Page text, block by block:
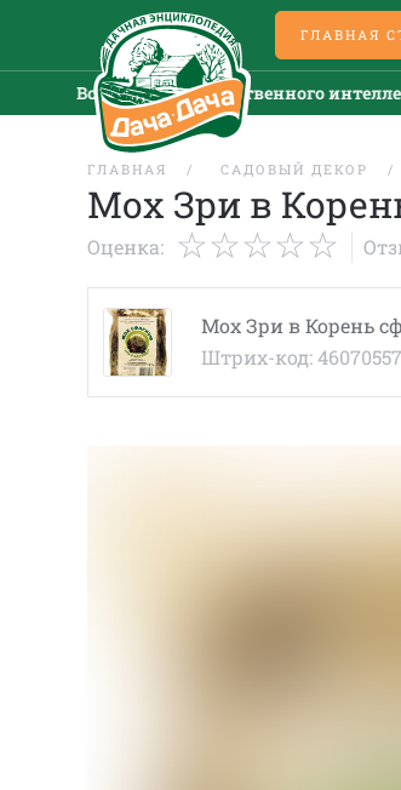
ГЛАВНАЯ
Все новости искусственного
ГЛАВНАЯ САДОВЫЙ ДЕКОР
Мох Зри в
Оценка:
Мох Зри в Корень
Штрих-код: